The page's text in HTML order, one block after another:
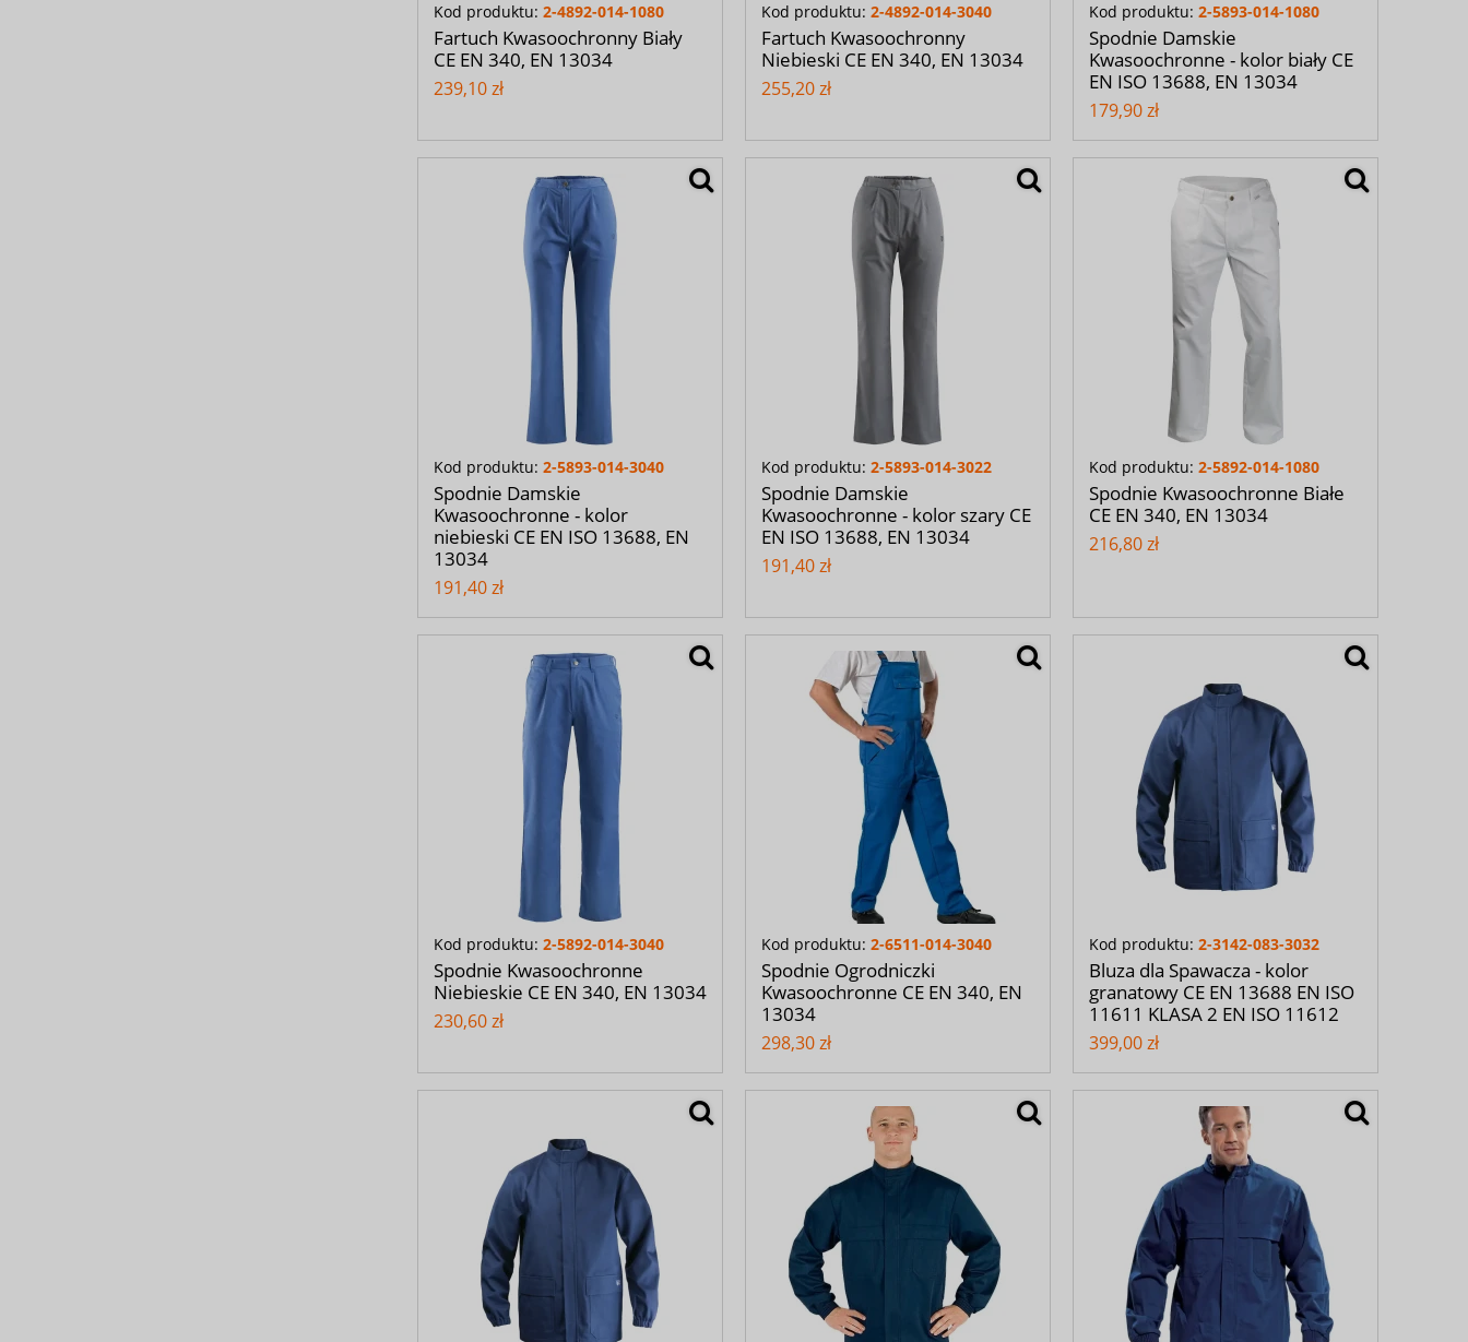
Kod produktu: 2-4892-014-1080
Fartuch Kwasoochronny Biały
CE EN 340, EN 13034
239,10 zł
Kod produktu: 2-4892-014-3040
Fartuch Kwasoochronny
Niebieski CE EN 340, EN 13034
255,20 zł
Kod produktu: 2-5893-014-1080
Spodnie Damskie
Kwasoochronne - kolor biały CE
EN ISO 13688, EN 13034
179,90 zł
Kod produktu: 2-5893-014-3040
Spodnie Damskie
Kwasoochronne - kolor
niebieski CE EN ISO 13688, EN
13034
191,40 zł
Kod produktu: 2-5893-014-3022
Spodnie Damskie
Kwasoochronne - kolor szary CE
EN ISO 13688, EN 13034
191,40 zł
Kod produktu: 2-5892-014-1080
Spodnie Kwasoochronne Białe
CE EN 340, EN 13034
216,80 zł
Kod produktu: 2-5892-014-3040
Spodnie Kwasoochronne
Niebieskie CE EN 340, EN 13034
230,60 zł
Kod produktu: 2-6511-014-3040
Spodnie Ogrodniczki
Kwasoochronne CE EN 340, EN
13034
298,30 zł
Kod produktu: 2-3142-083-3032
Bluza dla Spawacza - kolor
granatowy CE EN 13688 EN ISO
11611 KLASA 2 EN ISO 11612
399,00 zł